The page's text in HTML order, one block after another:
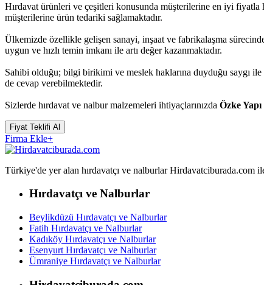
Hırdavat ürünleri ve çeşitleri konusunda müşterilerine en iyi fiyatla
müşterilerine ürün tedariki sağlamaktadır.
Ülkemizde özellikle gelişen sanayi, inşaat ve fabrikalaşma
uygun ve hızlı temin imkanı ile artı değer kazanmaktadır.
Sahibi olduğu; bilgi birikimi ve meslek haklarına duyduğu saygı ile
de cevap verebilmektedir.
Sizlerde hırdavat ve nalbur malzemeleri ihtiyaçlarınızda Özke Yapı
Fiyat Teklifi Al
Firma Ekle+
Türkiye'de yer alan hırdavatçı ve nalburlar Hirdavatciburada.com
Hırdavatçı ve Nalburlar
Beylikdüzü Hırdavatçı ve Nalburlar
Fatih Hırdavatçı ve Nalburlar
Kadıköy Hırdavatçı ve Nalburlar
Esenyurt Hırdavatçı ve Nalburlar
Ümraniye Hırdavatçı ve Nalburlar